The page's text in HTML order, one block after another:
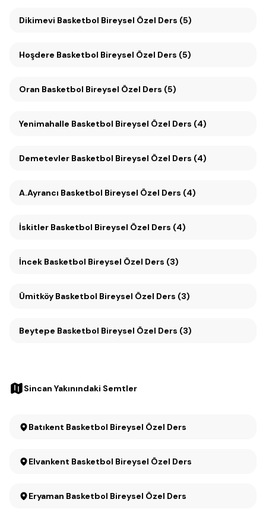
Dikimevi Basketbol Bireysel Özel Ders (5)
Hoşdere Basketbol Bireysel Özel Ders (5)
Oran Basketbol Bireysel Özel Ders (5)
Yenimahalle Basketbol Bireysel Özel Ders (4)
Demetevler Basketbol Bireysel Özel Ders (4)
A.Ayrancı Basketbol Bireysel Özel Ders (4)
İskitler Basketbol Bireysel Özel Ders (4)
İncek Basketbol Bireysel Özel Ders (3)
Ümitköy Basketbol Bireysel Özel Ders (3)
Beytepe Basketbol Bireysel Özel Ders (3)
Sincan Yakınındaki Semtler
Batıkent Basketbol Bireysel Özel Ders
Elvankent Basketbol Bireysel Özel Ders
Eryaman Basketbol Bireysel Özel Ders